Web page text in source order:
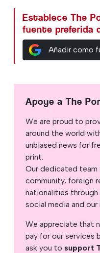
Establece The
fuente preferida
Añadir como
Apoye a The
We are proud to
around the world
unbiased news for
print.
Our dedicated team
community, foreign
nationalities through
social media and
We appreciate that
pay for our services
ask you to support